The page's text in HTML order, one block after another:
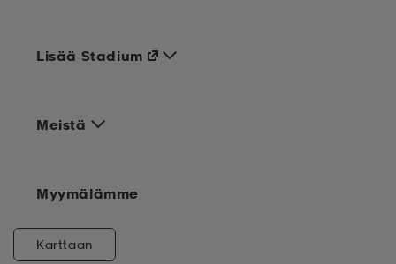
Meistä
Lisää Stadium
Myymälämme
Karttaan